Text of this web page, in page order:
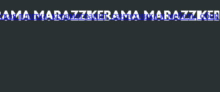
керамогранит, сантехника и мебель, обои